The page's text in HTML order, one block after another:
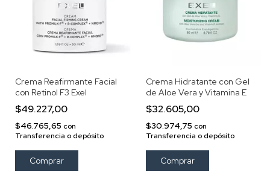
Crema Reafirmante Facial
con Retinol F3 Exel
$49.227,00
$46.765,65 con
Transferencia o depósito
Crema Hidratante con Gel
de Aloe Vera y Vitamina E
$32.605,00
$30.974,75 con
Transferencia o depósito